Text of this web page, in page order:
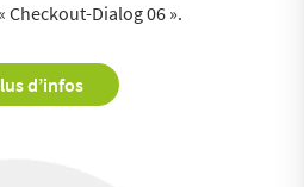
Checkout-Dialog 06 ».
d’infos